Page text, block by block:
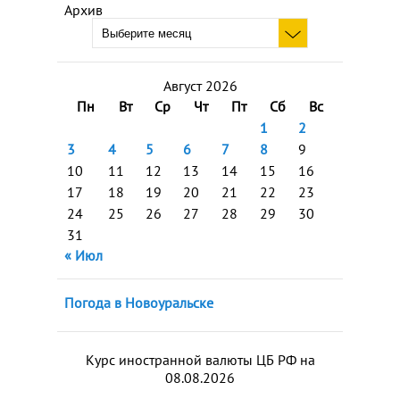
Архив
Август 2026
Пн
Вт Ср Чт Пт Сб
Вс
1
2
3
4 5 6 7 8
9
10
11 12 13 14 15
16
17
18 19 20 21 22
23
24
25 26 27 28 29
30
31
« Июл
Погода в Новоуральске
Курс иностранной валюты ЦБ РФ на
08.08.2026